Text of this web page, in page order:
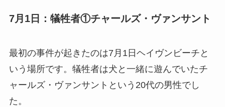
7月1日：犠牲者①チャールズ・ヴァンサント
最初の事件が起きたのは7月1日ヘイヴンビーチと
いう場所です。犠牲者は犬と一緒に遊んでいたチ
ャールズ・ヴァンサントという20代の男性でし
た。